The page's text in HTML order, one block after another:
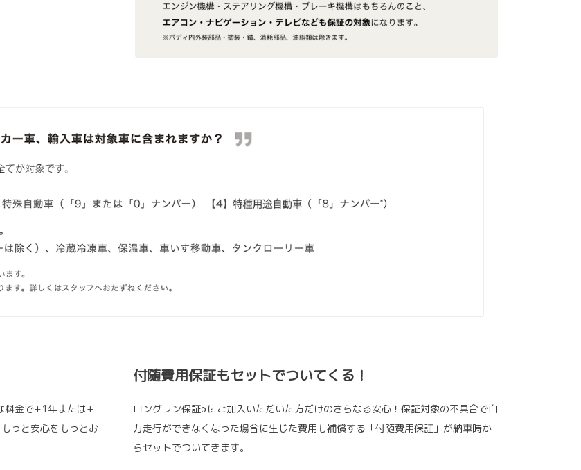
料金で+1年または+
っと安心をもっとお
付随費用保証もセットでついてくる！
ロングラン保証αにご加入いただいた方だけのさらなる安心！保証対象の不具合で自
力走行ができなくなった場合に生じた費用も補償する「付随費用保証」が納車時か
らセットでついてきます。